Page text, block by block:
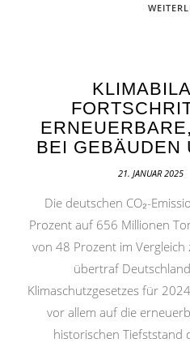
BEI GEBÄUDEN
21. JANUAR 2025
Die deutschen CO₂-
Prozent auf 656 Millionen
von 48 Prozent im
übertraf
Klimaschutzgesetzes für
vor allem auf die
historischen Tiefststand